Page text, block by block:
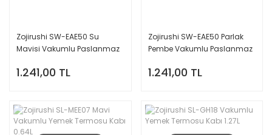
Zojirushi SW-EAE50 Su
Mavisi Vakumlu Paslanmaz
0.5L
1.241,00 TL
Zojirushi SW-EAE50 Parlak
Pembe Vakumlu Paslanmaz
0.5L
1.241,00 TL